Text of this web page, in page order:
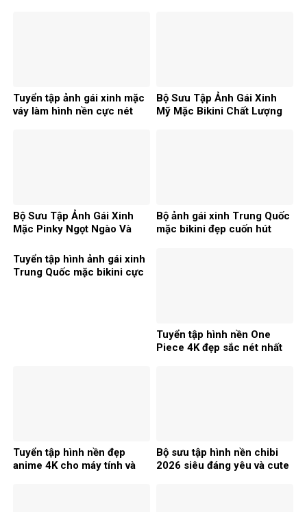
Tuyển tập ảnh gái xinh mặc
váy làm hình nền cực nét
Bộ Sưu Tập Ảnh Gái Xinh
Mỹ Mặc Bikini Chất Lượng
Bộ Sưu Tập Ảnh Gái Xinh
Mặc Pinky Ngọt Ngào Và
Bộ ảnh gái xinh Trung Quốc
mặc bikini đẹp cuốn hút
Tuyển tập hình ảnh gái xinh
Trung Quốc mặc bikini cực
Tuyển tập hình nền One
Piece 4K đẹp sắc nét nhất
Tuyển tập hình nền đẹp
anime 4K cho máy tính và
Bộ sưu tập hình nền chibi
2026 siêu đáng yêu và cute